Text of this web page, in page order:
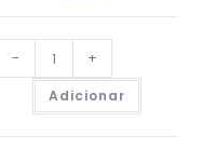
- +
Adicionar